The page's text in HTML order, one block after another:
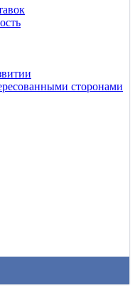
сторонами